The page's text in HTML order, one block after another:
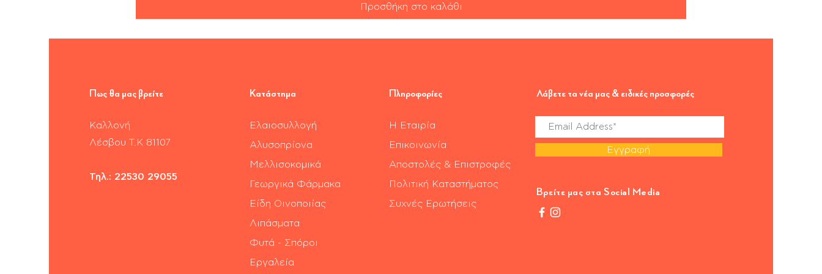
Προσθήκη στο καλάθι
Πως θα μας βρείτε
Καλλονή
​Λέσβου Τ.Κ 81107
Τηλ.: 22530 29055
Κατάστημα
Ελαιοσυλλογή
Αλυσοπρίονα
Μελλισοκομικά
Γεωργικά Φάρμακα
Είδη Οινοποιίας
Λιπάσματα
Φυτά - Σπόροι
Εργαλεία
Πληροφορίες
Η Εταιρία
Επικοινωνία
Αποστολές & Επιστροφές
Πολιτική Καταστήματος
Συχνές Ερωτήσεις
Λάβετε τα νέα μας & ειδικές προσφορές
Εγγραφή
Βρείτε μας στα Social Media